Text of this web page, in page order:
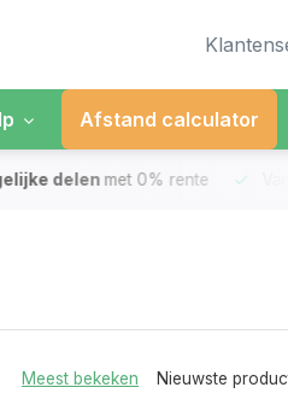
Afstand calculator
delen met 0% rente
Meest bekeken Nieuwste